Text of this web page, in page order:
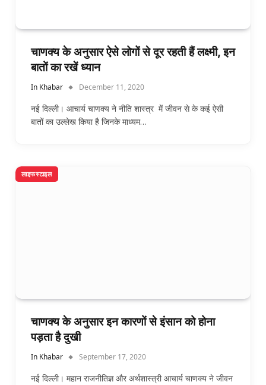
चाणक्य के अनुसार ऐसे लोगों से दूर रहती हैं लक्ष्मी, इन
बातों का रखें ध्यान
In Khabar December 11, 2020
नई दिल्ली। आचार्य चाणक्य ने नीति शास्त्र में जीवन से के कई ऐसी
बातों का उल्लेख किया है जिनके माध्यम…
लाइफस्टाइल
चाणक्य के अनुसार इन कारणों से इंसान को होना
पड़ता है दुखी
In Khabar September 17, 2020
नई दिल्ली। महान राजनीतिज्ञ और अर्थशास्त्री आचार्य चाणक्य ने जीवन